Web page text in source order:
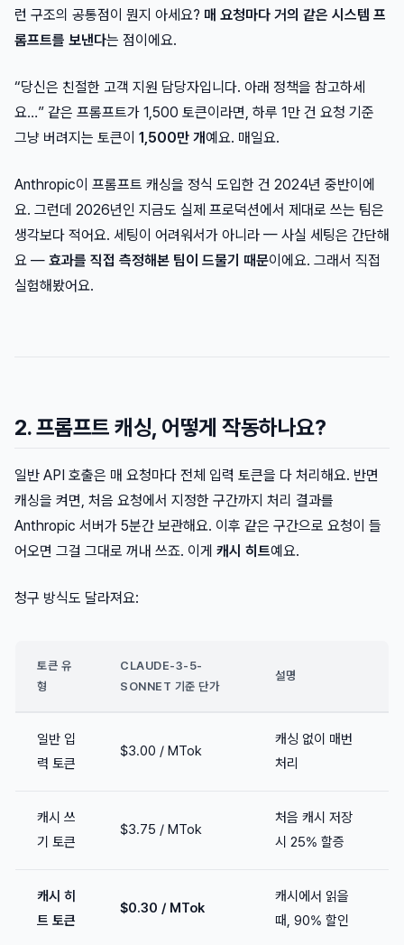
런 구조의 공통점이 뭔지 아세요? 매 요청마다 거의 같은 시스템 프
롬프트를 보낸다는 점이에요.
“당신은 친절한 고객 지원 담당자입니다. 아래 정책을 참고하세
요…” 같은 프롬프트가 1,500 토큰이라면, 하루 1만 건 요청 기준
그냥 버려지는 토큰이 1,500만 개예요. 매일요.
Anthropic이 프롬프트 캐싱을 정식 도입한 건 2024년 중반이에
요. 그런데 2026년인 지금도 실제 프로덕션에서 제대로 쓰는 팀은
생각보다 적어요. 세팅이 어려워서가 아니라 — 사실 세팅은 간단해
요 — 효과를 직접 측정해본 팀이 드물기 때문이에요. 그래서 직접
실험해봤어요.
2. 프롬프트 캐싱, 어떻게 작동하나요?
일반 API 호출은 매 요청마다 전체 입력 토큰을 다 처리해요. 반면
캐싱을 켜면, 처음 요청에서 지정한 구간까지 처리 결과를
Anthropic 서버가 5분간 보관해요. 이후 같은 구간으로 요청이 들
어오면 그걸 그대로 꺼내 쓰죠. 이게 캐시 히트예요.
청구 방식도 달라져요:
토큰 유
형
CLAUDE-3-5-
SONNET 기준 단가
설명
일반 입
력 토큰
$3.00 / MTok
캐싱 없이 매번
처리
캐시 쓰
기 토큰
$3.75 / MTok
처음 캐시 저장
시 25% 할증
캐시 히
트 토큰
$0.30 / MTok
캐시에서 읽을
때, 90% 할인